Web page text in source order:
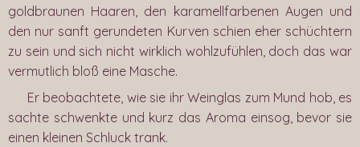
goldbraunen Haaren, den karamellfarbenen Augen und
den nur sanft gerundeten Kurven schien eher schüchtern
zu sein und sich nicht wirklich wohlzufühlen, doch das war
vermutlich bloß eine Masche.
Er beobachtete, wie sie ihr Weinglas zum Mund hob, es
sachte schwenkte und kurz das Aroma einsog, bevor sie
einen kleinen Schluck trank.